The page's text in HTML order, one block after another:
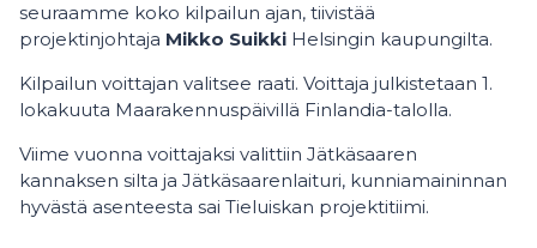
seuraamme koko kilpailun ajan, tiivistää
projektinjohtaja Mikko Suikki Helsingin kaupungilta.
Kilpailun voittajan valitsee raati. Voittaja julkistetaan 1.
lokakuuta Maarakennuspäivillä Finlandia-talolla.
Viime vuonna voittajaksi valittiin Jätkäsaaren
kannaksen silta ja Jätkäsaarenlaituri, kunniamaininnan
hyvästä asenteesta sai Tieluiskan projektitiimi.